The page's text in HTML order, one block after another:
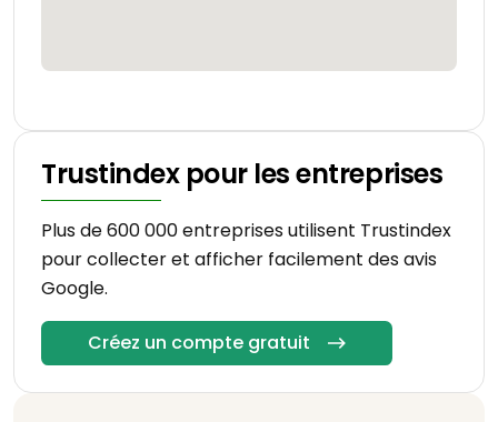
Trustindex pour les entreprises
Plus de 600 000 entreprises utilisent Trustindex
pour collecter et afficher facilement des avis
Google.
Créez un compte gratuit